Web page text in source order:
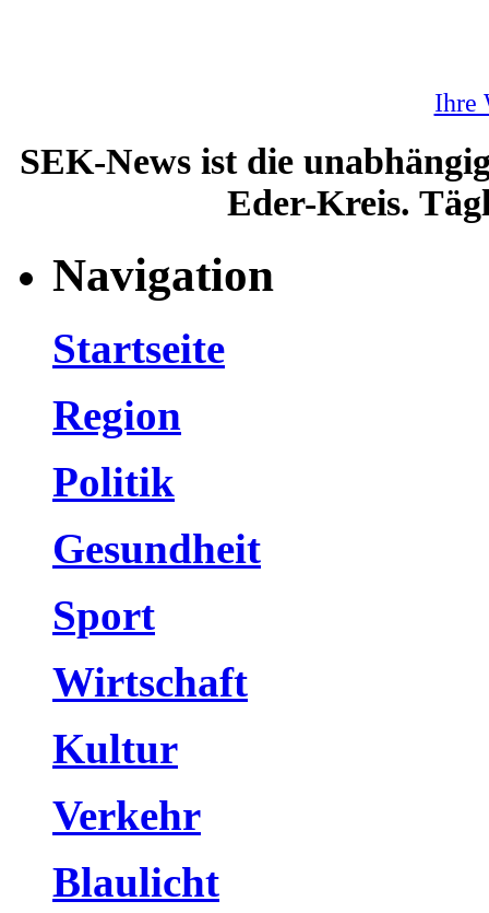
Ihre
SEK-News ist die
Eder-Kreis.
Navigation
Startseite
Region
Politik
Gesundheit
Sport
Wirtschaft
Kultur
Verkehr
Blaulicht